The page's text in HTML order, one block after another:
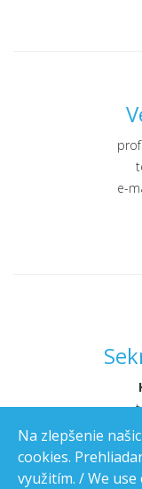
e-
e-
Na zlepšenie
cookies.
využitím. / We